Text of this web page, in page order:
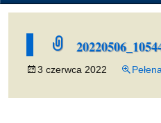
3 czerwca 2022